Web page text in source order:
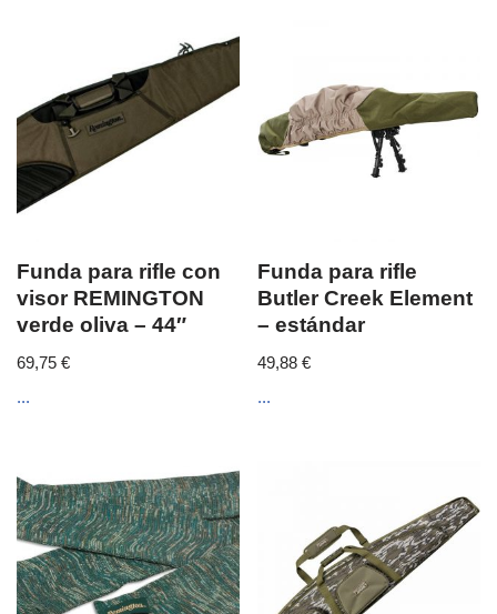
Funda para rifle con
visor REMINGTON
verde oliva – 44″
69,75 €
...
Funda para rifle
Butler Creek Element
– estándar
49,88€
...